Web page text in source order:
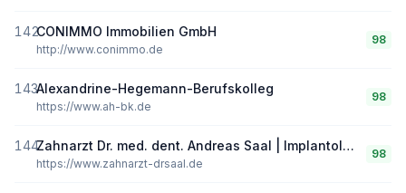
142CONIMMO Immobilien GmbH
http://www.conimmo.de
98
143Alexandrine-Hegemann-Berufskolleg
https://www.ah-bk.de
98
144 Zahnarzt Dr. med. dent. Andreas Saal | Implantologie in Hamburg Alsterdorf
https://www.zahnarzt-drsaal.de
98